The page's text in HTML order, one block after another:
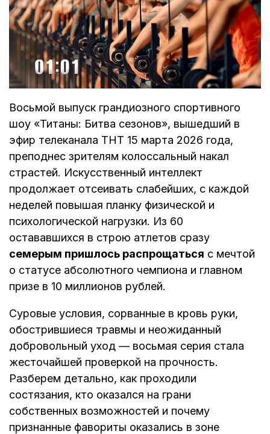
Восьмой выпуск грандиозного спортивного
шоу «Титаны: Битва сезонов», вышедший в
эфир телеканала ТНТ 15 марта 2026 года,
преподнес зрителям колоссальный накал
страстей. Искусственный интеллект
продолжает отсеивать слабейших, с каждой
неделей повышая планку физической и
психологической нагрузки. Из 60
остававшихся в строю атлетов сразу
семерым пришлось распрощаться с мечтой
о статусе абсолютного чемпиона и главном
призе в 10 миллионов рублей.
Суровые условия, сорванные в кровь руки,
обострившиеся травмы и неожиданный
добровольный уход — восьмая серия стала
жесточайшей проверкой на прочность.
Разберем детально, как проходили
состязания, кто оказался на грани
собственных возможностей и почему
признанные фавориты оказались в зоне